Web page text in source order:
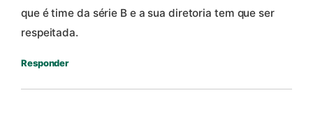
que é time da série B e a sua diretoria tem que ser
respeitada.
Responder